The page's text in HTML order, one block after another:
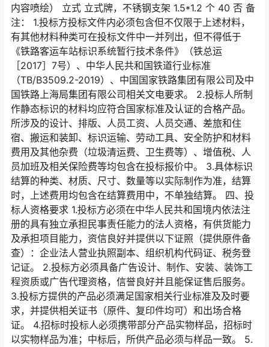
内容喷绘） 立式 立式牌，不锈钢支架 1.5*1.2 个 40 否 备
注： 1.投标方投标文件内必须包含但不仅限于上述材料，
有其他材料种类可在投标文件中一并列出，但不得低于
《铁路客运车站标识系统暂行技术条件》（铁总运
［2017］7号）、中华人民共和国铁道行业标准
（TB/B3509.2-2019）、中国国家铁路集团有限公司及中
国铁路上海局集团有限公司相关文电要求。 2.投标人所制
作静态标识的材料均应符合国家标准及认证的合格产品。
所涉及的设计、排版、人员工资、人员交通、差旅和住
宿、搬运和装卸、标识运输、劳动工具、安全防护和材料
费用及其他杂费（垃圾清运费、卫生费等）、增值税、人
员加班及相关保险费等均包含在投标报价中。 3.具体标识
结算的种类、材质、尺寸、数量等以实际制作为准，结算
时，上述费用均包含在结算费用中，不单独结算。 四、投
标人资格要求 1.投标方必须在中华人民共和国境内依法注
册的具有独立承担民事责任能力的法人资格，有供货能力
及承担项目能力，资信良好并提供以下证照（提供原件备
查）：企业法人营业执照副本、组织机构代码证、税务登
记证。 2.投标方必须具备广告设计、制作、安装、装饰工
程资质或广告代理资格，信誉良好并且能保证售后服务。
3.投标方提供的产品必须满足国家相关行业标准及及时要
求，并提供相关证书（原件、复印件均可）和出场合格
证。 4.招标时投标人必须携带部分产品实物样品，招标时
以实物样品为准；中标后，所供产品必须与样品一致。 5.